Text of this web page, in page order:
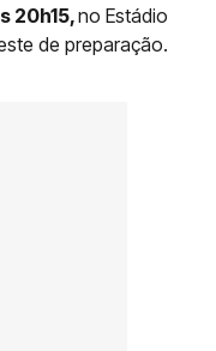
20h15,no Estádio
de preparação.